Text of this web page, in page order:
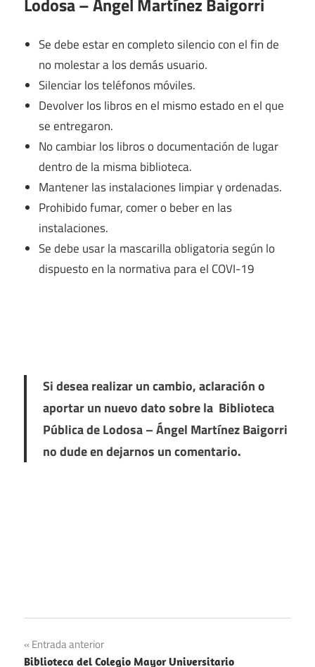
Se debe estar en completo silencio con el fin de
no molestar a los demás usuario.
Silenciar los teléfonos móviles.
Devolver los libros en el mismo estado en el que
se entregaron.
No cambiar los libros o documentación de lugar
dentro de la misma biblioteca.
Mantener las instalaciones limpiar y ordenadas.
Prohibido fumar, comer o beber en las
instalaciones.
Se debe usar la mascarilla obligatoria según lo
dispuesto en la normativa para el COVI-19
Si desea realizar un cambio, aclaración o
aportar un nuevo dato sobre la Biblioteca
Pública de Lodosa – Ángel Martínez Baigorri
no dude en dejarnos un comentario.
Navegación
Entrada anterior
Biblioteca del Colegio Mayor Universitario